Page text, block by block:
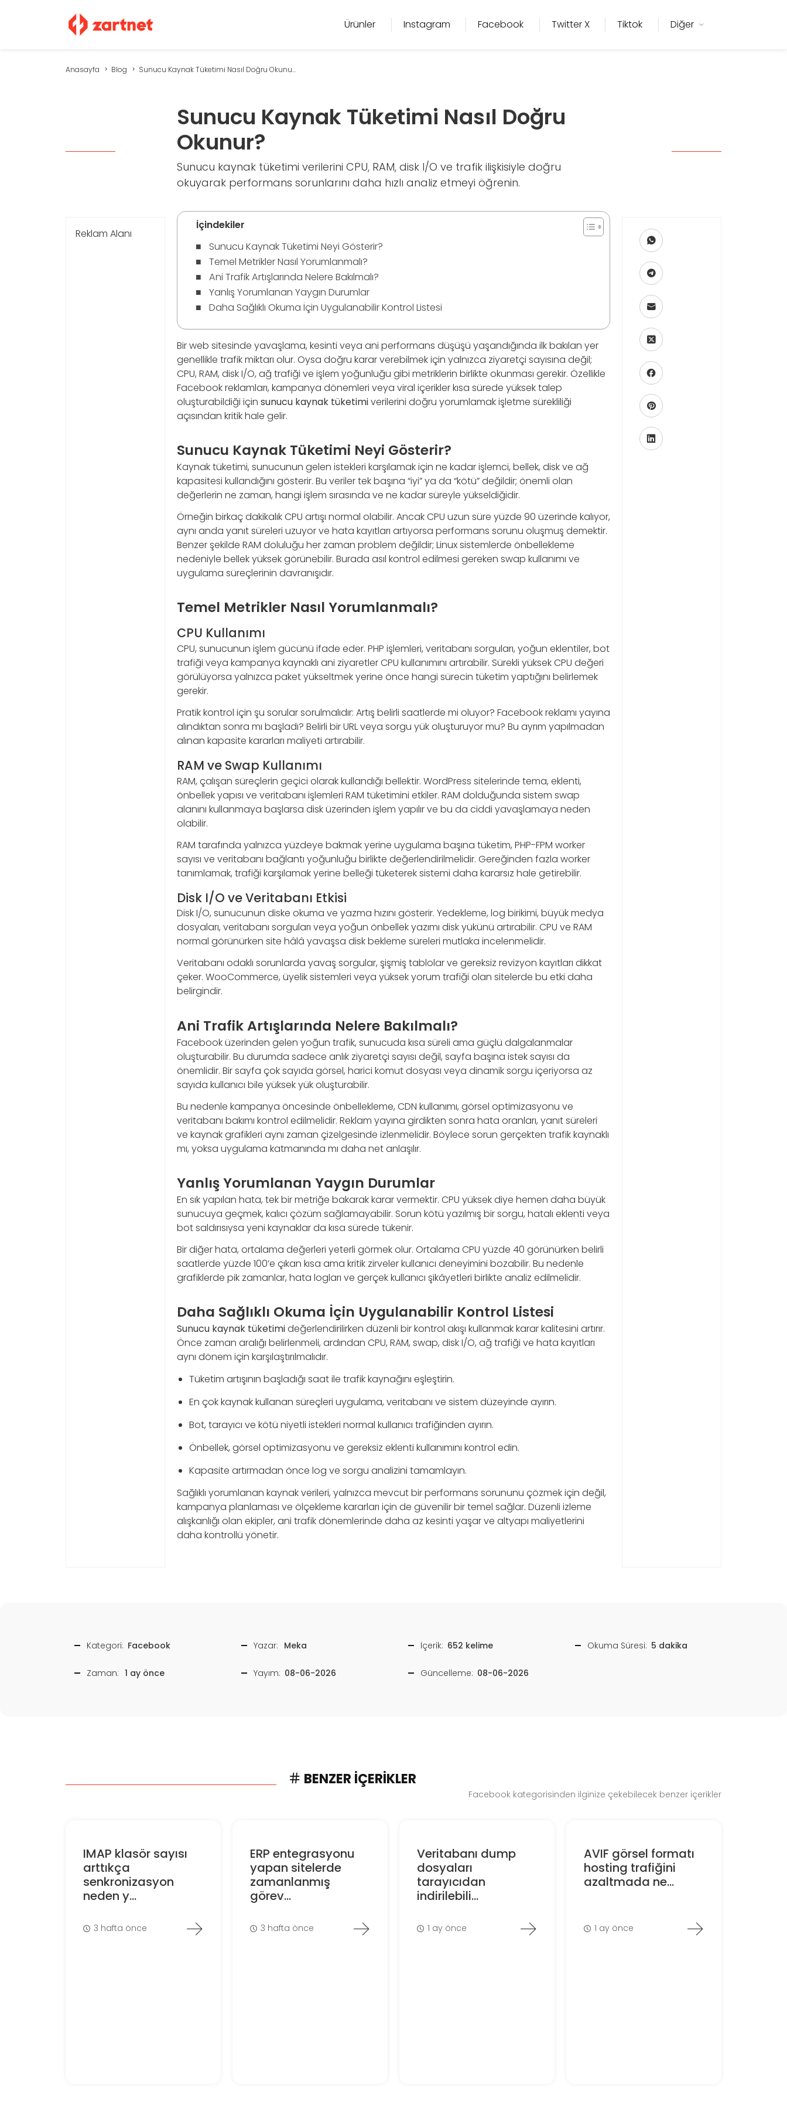
Ürünler Instagram Facebook Twitter X Tiktok Diğer
Anasayfa Blog Sunucu Kaynak Tüketimi Nasıl Doğru Okunu...
Sunucu Kaynak Tüketimi Nasıl Doğru
Okunur?
Sunucu kaynak tüketimi verilerini CPU, RAM, disk I/O ve trafik ilişkisiyle doğru
okuyarak performans sorunlarını daha hızlı analiz etmeyi öğrenin.
Reklam Alanı
İçindekiler
Sunucu Kaynak Tüketimi Neyi Gösterir?
Temel Metrikler Nasıl Yorumlanmalı?
Ani Trafik Artışlarında Nelere Bakılmalı?
Yanlış Yorumlanan Yaygın Durumlar
Daha Sağlıklı Okuma İçin Uygulanabilir Kontrol Listesi
Bir web sitesinde yavaşlama, kesinti veya ani performans düşüşü yaşandığında ilk bakılan yer
genellikle trafik miktarı olur. Oysa doğru karar verebilmek için yalnızca ziyaretçi sayısına değil;
CPU, RAM, disk I/O, ağ trafiği ve işlem yoğunluğu gibi metriklerin birlikte okunması gerekir. Özellikle
Facebook reklamları, kampanya dönemleri veya viral içerikler kısa sürede yüksek talep
oluşturabildiği için sunucu kaynak tüketimiverilerini doğru yorumlamak işletme sürekliliği
açısından kritik hale gelir.
Sunucu Kaynak Tüketimi Neyi Gösterir?
Kaynak tüketimi, sunucunun gelen istekleri karşılamak için ne kadar işlemci, bellek, disk ve ağ
kapasitesi kullandığını gösterir. Bu veriler tek başına “iyi” ya da “kötü” değildir; önemli olan
değerlerin ne zaman, hangi işlem sırasında ve ne kadar süreyle yükseldiğidir.
Örneğin birkaç dakikalık CPU artışı normal olabilir. Ancak CPU uzun süre yüzde 90 üzerinde kalıyor,
aynı anda yanıt süreleri uzuyor ve hata kayıtları artıyorsa performans sorunu oluşmuş demektir.
Benzer şekilde RAM doluluğu her zaman problem değildir; Linux sistemlerde önbellekleme
nedeniyle bellek yüksek görünebilir. Burada asıl kontrol edilmesi gereken swap kullanımı ve
uygulama süreçlerinin davranışıdır.
Temel Metrikler Nasıl Yorumlanmalı?
CPU Kullanımı
CPU, sunucunun işlem gücünü ifade eder. PHP işlemleri, veritabanı sorguları, yoğun eklentiler, bot
trafiği veya kampanya kaynaklı ani ziyaretler CPU kullanımını artırabilir. Sürekli yüksek CPU değeri
görülüyorsa yalnızca paket yükseltmek yerine önce hangi sürecin tüketim yaptığını belirlemek
gerekir.
Pratik kontrol için şu sorular sorulmalıdır: Artış belirli saatlerde mi oluyor? Facebook reklamı yayına
alındıktan sonra mı başladı? Belirli bir URL veya sorgu yük oluşturuyor mu? Bu ayrım yapılmadan
alınan kapasite kararları maliyeti artırabilir.
RAM ve Swap Kullanımı
RAM, çalışan süreçlerin geçici olarak kullandığı bellektir. WordPress sitelerinde tema, eklenti,
önbellek yapısı ve veritabanı işlemleri RAM tüketimini etkiler. RAM dolduğunda sistem swap
alanını kullanmaya başlarsa disk üzerinden işlem yapılır ve bu da ciddi yavaşlamaya neden
olabilir.
RAM tarafında yalnızca yüzdeye bakmak yerine uygulama başına tüketim, PHP-FPM worker
sayısı ve veritabanı bağlantı yoğunluğu birlikte değerlendirilmelidir. Gereğinden fazla worker
tanımlamak, trafiği karşılamak yerine belleği tüketerek sistemi daha kararsız hale getirebilir.
Disk I/O ve Veritabanı Etkisi
Disk I/O, sunucunun diske okuma ve yazma hızını gösterir. Yedekleme, log birikimi, büyük medya
dosyaları, veritabanı sorguları veya yoğun önbellek yazımı disk yükünü artırabilir. CPU ve RAM
normal görünürken site hâlâ yavaşsa disk bekleme süreleri mutlaka incelenmelidir.
Veritabanı odaklı sorunlarda yavaş sorgular, şişmiş tablolar ve gereksiz revizyon kayıtları dikkat
çeker. WooCommerce, üyelik sistemleri veya yüksek yorum trafiği olan sitelerde bu etki daha
belirgindir.
Ani Trafik Artışlarında Nelere Bakılmalı?
Facebook üzerinden gelen yoğun trafik, sunucuda kısa süreli ama güçlü dalgalanmalar
oluşturabilir. Bu durumda sadece anlık ziyaretçi sayısı değil, sayfa başına istek sayısı da
önemlidir. Bir sayfa çok sayıda görsel, harici komut dosyası veya dinamik sorgu içeriyorsa az
sayıda kullanıcı bile yüksek yük oluşturabilir.
Bu nedenle kampanya öncesinde önbellekleme, CDN kullanımı, görsel optimizasyonu ve
veritabanı bakımı kontrol edilmelidir. Reklam yayına girdikten sonra hata oranları, yanıt süreleri
ve kaynak grafikleri aynı zaman çizelgesinde izlenmelidir. Böylece sorun gerçekten trafik kaynaklı
mı, yoksa uygulama katmanında mı daha net anlaşılır.
Yanlış Yorumlanan Yaygın Durumlar
En sık yapılan hata, tek bir metriğe bakarak karar vermektir. CPU yüksek diye hemen daha büyük
sunucuya geçmek, kalıcı çözüm sağlamayabilir. Sorun kötü yazılmış bir sorgu, hatalı eklenti veya
bot saldırısıysa yeni kaynaklar da kısa sürede tükenir.
Bir diğer hata, ortalama değerleri yeterli görmek olur. Ortalama CPU yüzde 40 görünürken belirli
saatlerde yüzde 100’e çıkan kısa ama kritik zirveler kullanıcı deneyimini bozabilir. Bu nedenle
grafiklerde pik zamanlar, hata logları ve gerçek kullanıcı şikâyetleri birlikte analiz edilmelidir.
Daha Sağlıklı Okuma İçin Uygulanabilir Kontrol Listesi
Sunucu kaynak tüketimideğerlendirilirken düzenli bir kontrol akışı kullanmak karar kalitesini artırır.
Önce zaman aralığı belirlenmeli, ardından CPU, RAM, swap, disk I/O, ağ trafiği ve hata kayıtları
aynı dönem için karşılaştırılmalıdır.
Tüketim artışının başladığı saat ile trafik kaynağını eşleştirin.
En çok kaynak kullanan süreçleri uygulama, veritabanı ve sistem düzeyinde ayırın.
Bot, tarayıcı ve kötü niyetli istekleri normal kullanıcı trafiğinden ayırın.
Önbellek, görsel optimizasyonu ve gereksiz eklenti kullanımını kontrol edin.
Kapasite artırmadan önce log ve sorgu analizini tamamlayın.
Sağlıklı yorumlanan kaynak verileri, yalnızca mevcut bir performans sorununu çözmek için değil,
kampanya planlaması ve ölçekleme kararları için de güvenilir bir temel sağlar. Düzenli izleme
alışkanlığı olan ekipler, ani trafik dönemlerinde daha az kesinti yaşar ve altyapı maliyetlerini
daha kontrollü yönetir.
Kategori: Facebook Yazar: Meka İçerik: 652 kelime Okuma Süresi: 5 dakika
Zaman: 1 ay önce Yayım: 08-06-2026 Güncelleme: 08-06-2026
BENZER İÇERIKLER
Facebook kategorisinden ilginize çekebilecek benzer içerikler
IMAP klasör sayısı
arttıkça
senkronizasyon
neden y...
3 hafta önce
ERP entegrasyonu
yapan sitelerde
zamanlanmış
görev...
3 hafta önce
Veritabanı dump
dosyaları
tarayıcıdan
indirilebili...
1 ay önce
AVIF görsel formatı
hosting trafiğini
azaltmada ne...
1 ay önce